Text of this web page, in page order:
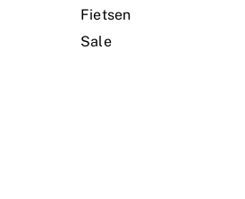
Fietsen
Sale